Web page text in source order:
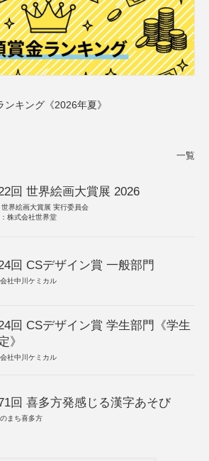
キング《2026年夏》
一覧
回 世界絵画大賞展 2026
世界絵画大賞展 実行委員会
株式会社世界堂
回 CSデザイン賞 一般部門
社中川ケミカル
回 CSデザイン賞 学生部門《学生
》
社中川ケミカル
回 喜多方発感じる漢字あそび
まち喜多方